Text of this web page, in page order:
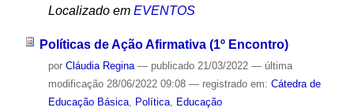
Localizado em EVENTOS
Políticas de Ação Afirmativa (1º Encontro)
por Cláudia Regina — publicado21/03/2022 — última
modificação28/06/2022 09:08 — registrado em: Cátedra de
Educação Básica, Política, Educação